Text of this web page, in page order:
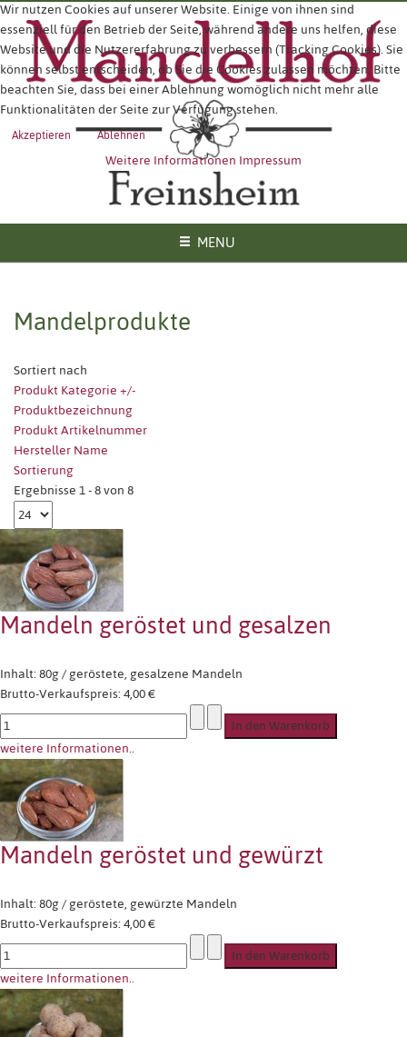
MENU
Mandelprodukte
Sortiert nach
Produkt Kategorie +/-
Produktbezeichnung
Produkt Artikelnummer
Hersteller Name
Sortierung
Ergebnisse 1 - 8 von 8
Mandeln geröstet und gesalzen
Inhalt: 80g / geröstete, gesalzene Mandeln
Brutto-Verkaufspreis:4,00 €
weitere Informationen..
Mandeln geröstet und gewürzt
Inhalt: 80g / geröstete, gewürzte Mandeln
Brutto-Verkaufspreis:4,00 €
weitere Informationen..
Wir nutzen Cookies auf unserer Website. Einige von ihnen sind
essenziell für den Betrieb der Seite, während andere uns helfen, diese
Website und die Nutzererfahrung zu verbessern (Tracking Cookies). Sie
können selbst entscheiden, ob Sie die Cookies zulassen möchten. Bitte
beachten Sie, dass bei einer Ablehnung womöglich nicht mehr alle
Funktionalitäten der Seite zur Verfügung stehen.
Akzeptieren Ablehnen
Weitere InformationenImpressum